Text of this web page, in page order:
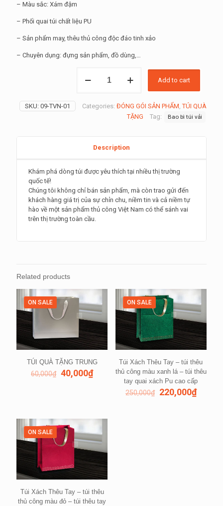
– Màu sắc: Xám đậm
– Phối quai túi chất liệu PU
– Sản phẩm may, thêu thủ công độc đáo tinh xảo
– Chuyên dụng: đựng sản phẩm, đồ dùng,…
Xách
màu
đậm
túi
thêu
tay
quai
Add to cart
SKU: 09-TVN-01 Categories: ĐÓNG GÓI SẢN PHẨM,TÚI QUÀ
TẶNG
Tag: Bao bì túi vải
Description
Khám phá dòng túi được yêu thích tại nhiều thị trường
quốc tế!
Chúng tôi không chỉ bán sản phẩm, mà còn trao gửi đến
khách hàng giá trị của sự chỉn chu, niềm tin và cả niềm tự
hào về một sản phẩm thủ công Việt Nam có thể sánh vai
trên thị trường toàn cầu.
Related products
ON SALE
TÚI QUÀ TẶNG TRUNG
60,000₫ 40,000₫
ON SALE
Túi Xách Thêu Tay – túi thêu
thủ công màu xanh lá – túi thêu
tay quai xách Pu cao cấp
250,000₫ 220,000₫
ON SALE
Túi Xách Thêu Tay – túi thêu
thủ công màu đỏ – túi thêu tay